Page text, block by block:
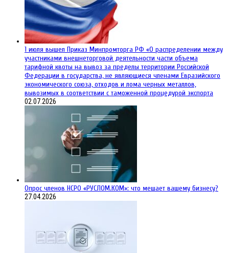
1 июля вышел Приказ Минпромторга РФ «О распределении между
участниками внешнеторговой деятельности части объема
тарифной квоты на вывоз за пределы территории Российской
Федерации в государства, не являющиеся членами Евразийского
экономического союза, отходов и лома черных металлов,
вывозимых в соответствии с таможенной процедурой экспорта
02.07.2026
Опрос членов НСРО «РУСЛОМ.КОМ»: что мешает вашему бизнесу?
27.04.2026